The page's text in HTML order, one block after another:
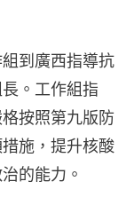
到廣西指導抗
。工作組指
按照第九版防
施，提升核酸
的能力。